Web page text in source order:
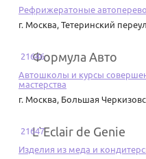
Рефрижератоные
г. Москва, Тетеринский
21646Формула Авто
Автошколы и курсы
мастерства
г. Москва, Большая
21647L`Eclair de Genie
Изделия из меда и